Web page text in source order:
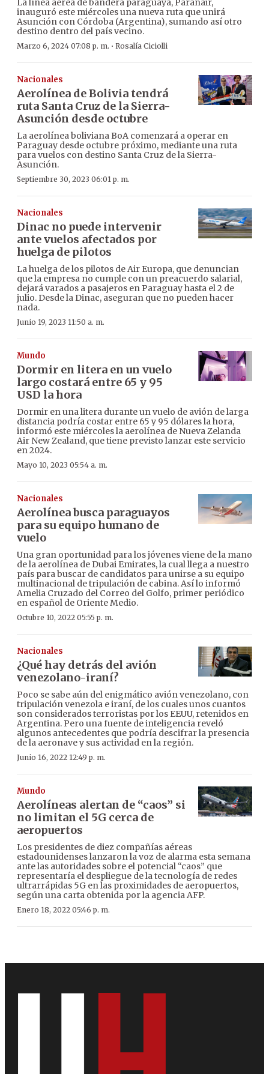
La línea aérea de bandera paraguaya, Paranair,
inauguró este miércoles una nueva ruta que unirá
Asunción con Córdoba (Argentina), sumando así otro
destino dentro del país vecino.
Marzo 6, 2024 07:08 p. m. · Rosalía Ciciolli
Nacionales
Aerolínea de Bolivia tendrá
ruta Santa Cruz de la Sierra-
Asunción desde octubre
La aerolínea boliviana BoA comenzará a operar en
Paraguay desde octubre próximo, mediante una ruta
para vuelos con destino Santa Cruz de la Sierra-
Asunción.
Septiembre 30, 2023 06:01 p. m.
Nacionales
Dinac no puede intervenir
ante vuelos afectados por
huelga de pilotos
La huelga de los pilotos de Air Europa, que denuncian
que la empresa no cumple con un preacuerdo salarial,
dejará varados a pasajeros en Paraguay hasta el 2 de
julio. Desde la Dinac, aseguran que no pueden hacer
nada.
Junio 19, 2023 11:50 a. m.
Mundo
Dormir en litera en un vuelo
largo costará entre 65 y 95
USD la hora
Dormir en una litera durante un vuelo de avión de larga
distancia podría costar entre 65 y 95 dólares la hora,
informó este miércoles la aerolínea de Nueva Zelanda
Air New Zealand, que tiene previsto lanzar este servicio
en 2024.
Mayo 10, 2023 05:54 a. m.
Nacionales
Aerolínea busca paraguayos
para su equipo humano de
vuelo
Una gran oportunidad para los jóvenes viene de la mano
de la aerolínea de Dubai Emirates, la cual llega a nuestro
país para buscar de candidatos para unirse a su equipo
multinacional de tripulación de cabina. Así lo informó
Amelia Cruzado del Correo del Golfo, primer periódico
en español de Oriente Medio.
Octubre 10, 2022 05:55 p. m.
Nacionales
¿Qué hay detrás del avión
venezolano-iraní?
Poco se sabe aún del enigmático avión venezolano, con
tripulación venezola e iraní, de los cuales unos cuantos
son considerados terroristas por los EEUU, retenidos en
Argentina. Pero una fuente de inteligencia reveló
algunos antecedentes que podría descifrar la presencia
de la aeronave y sus actividad en la región.
Junio 16, 2022 12:49 p. m.
Mundo
Aerolíneas alertan de “caos” si
no limitan el 5G cerca de
aeropuertos
Los presidentes de diez compañías aéreas
estadounidenses lanzaron la voz de alarma esta semana
ante las autoridades sobre el potencial “caos” que
representaría el despliegue de la tecnología de redes
ultrarrápidas 5G en las proximidades de aeropuertos,
según una carta obtenida por la agencia AFP.
Enero 18, 2022 05:46 p. m.